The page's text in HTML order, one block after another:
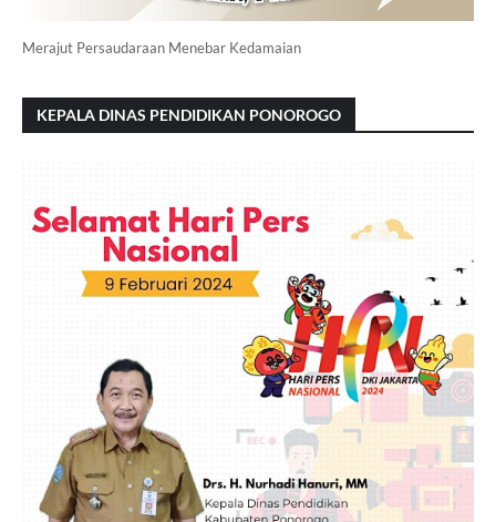
Merajut Persaudaraan Menebar Kedamaian
KEPALA DINAS PENDIDIKAN PONOROGO